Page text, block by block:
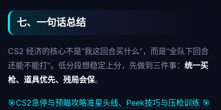
七、一句话总结
CS2 经济的核心不是“我这回合买什么”，而是“全队下回合
还能不能打”。低分段想稳定上分，先做到三件事： 统一买
枪、道具优先、残局会保。
🎯CS2急停与预瞄攻略准星头线、Peek技巧与压枪训练 🎯